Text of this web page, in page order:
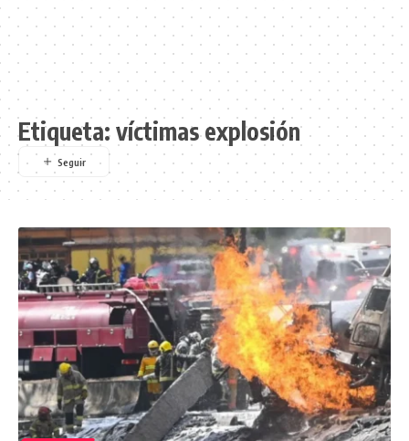
Etiqueta:víctimas explosión